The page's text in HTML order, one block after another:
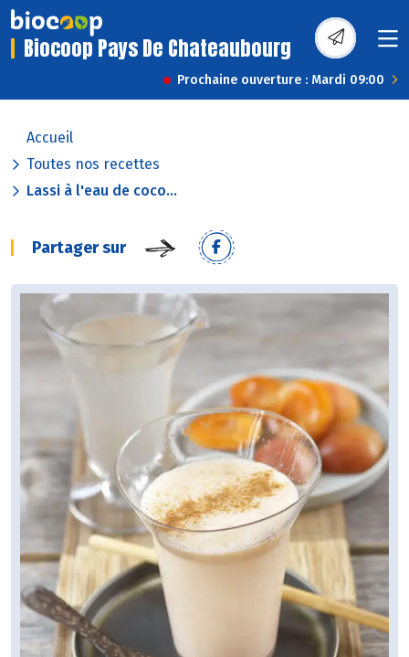
Biocoop Pays De Chateaubourg
Prochaine ouverture : Mardi 09:00
Accueil
Toutes nos recettes
Lassi à l'eau de coco...
Partager sur